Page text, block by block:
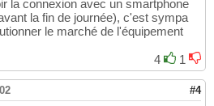
la connexion avec un smartphone
la fin de journée), c'est sympa
le marché de l'équipement
4
1
#4